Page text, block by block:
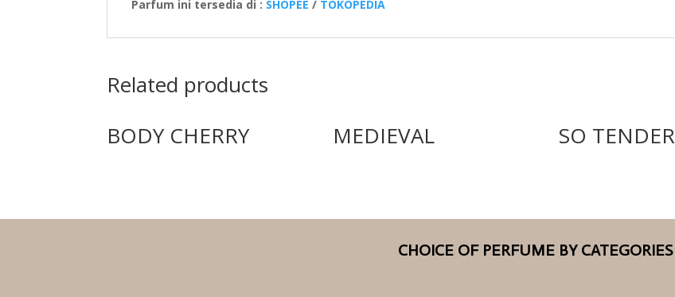
Parfum ini tersedia di : SHOPEE / TOKOPEDIA
Related products
BODY CHERRY
MEDIEVAL SO TENDER
CHOICE OF PERFUME BY CATEGORIES